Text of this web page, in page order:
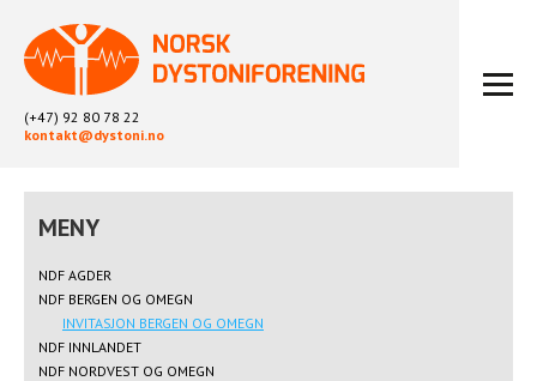
(+47) 92 80 78 22
kontakt@dystoni.no
HJEM
LIKEPERSONARBEID
OM OSS
NDF AGDER
NDF BERGEN OG OMEGN
INVITASJON BERGEN OG OMEGN
NDF INNLANDET
NDF NORDVEST OG OMEGN